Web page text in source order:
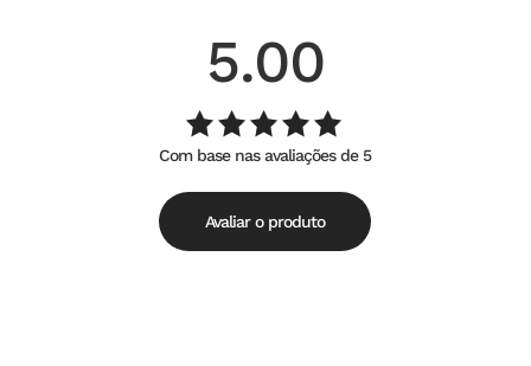
5.00
Avaliação
5.00de
5
Com base nas avaliações de 5
Avaliar o produto